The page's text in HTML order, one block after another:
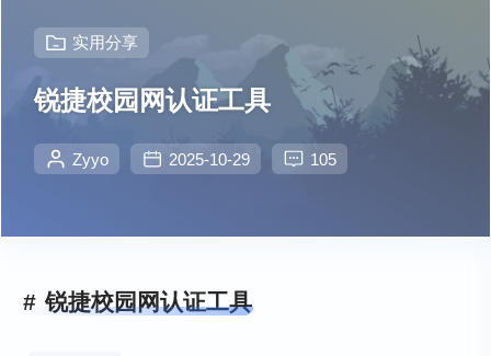
实用分享
锐捷校园网认证工具
Zyyo 2025-10-29 105
锐捷校园网认证工具